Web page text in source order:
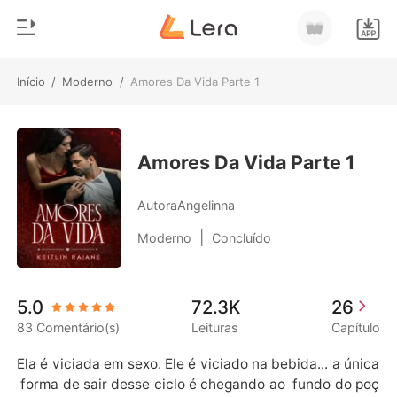
Início / Moderno / Amores Da Vida Parte 1
Loja
Histórico
Sair
Baixar App
Gênero
Moderno
Lobisomem
Contos
Bilionários
Amores Da Vida Parte 1
AutoraAngelinna
Moderno Concluído
5.0
83 Comentário(s)
72.3K
Leituras
26
Capítulo
Ela é viciada em sexo. Ele é viciado na bebida... a única
forma de sair desse ciclo é chegando ao  fundo do poç